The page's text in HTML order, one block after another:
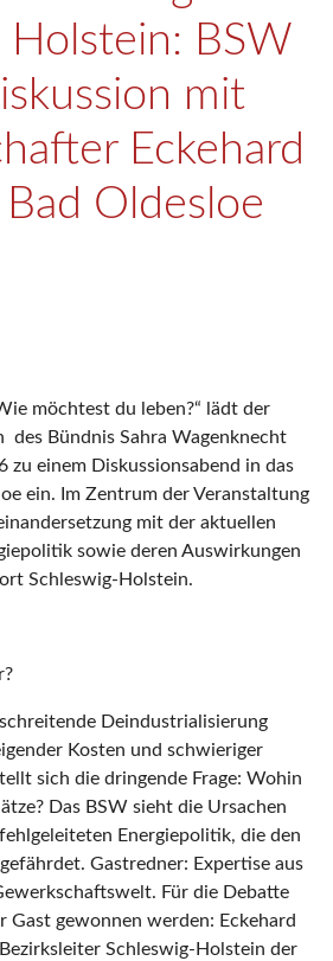
Holstein: BSW
mit
Eckehard
Oldesloe
möchtest du leben?“ lädt der
des Bündnis Sahra Wagenknecht
zu einem Diskussionsabend in das
ein. Im Zentrum der Veranstaltung
mit der aktuellen
sowie deren Auswirkungen
Schleswig-Holstein.
Deindustrialisierung
Kosten und schwieriger
sich die dringende Frage: Wohin
Das BSW sieht die Ursachen
Energiepolitik, die den
Gastredner: Expertise aus
Für die Debatte
Gast gewonnen werden: Eckehard
Schleswig-Holstein der